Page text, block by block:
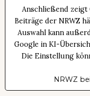
Anschließend zeigt
Beiträge der NRWZ
Auswahl kann
Google in KI-
Die Einstellung
NRWZ